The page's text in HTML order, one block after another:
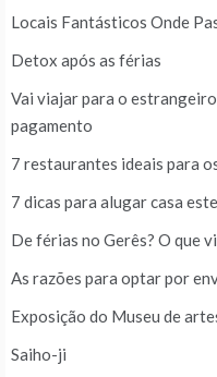
Locais Fantásticos Onde
Detox após as férias
Vai viajar para o
pagamento
7 restaurantes ideais para
7 dicas para alugar casa
De férias no Gerês? O que
As razões para optar por
Exposição do Museu de
Saiho-ji